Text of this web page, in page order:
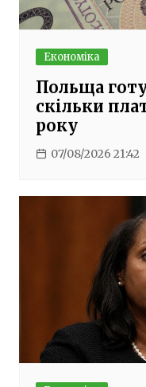
Економіка
Польща
скільки
року
07/08/2026 21:42